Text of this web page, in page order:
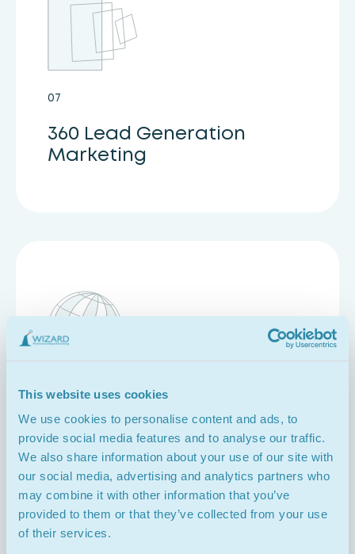
This website uses cookies
We use cookies to personalise content and ads, to
provide social media features and to analyse our traffic.
We also share information about your use of our site with
our social media, advertising and analytics partners who
may combine it with other information that you’ve
provided to them or that they’ve collected from your use
of their services.
07
360 Lead Generation
Marketing
08
360 E-Commerce
Marketing